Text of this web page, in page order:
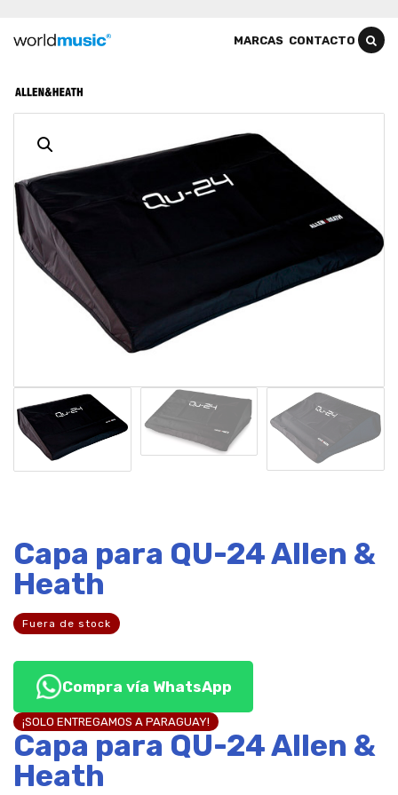
MARCAS CONTACTO
Capa para QU-24 Allen &
Heath
Fuera de stock
Compra vía WhatsApp
¡SOLO ENTREGAMOS A PARAGUAY!
Capa para QU-24 Allen &
Heath